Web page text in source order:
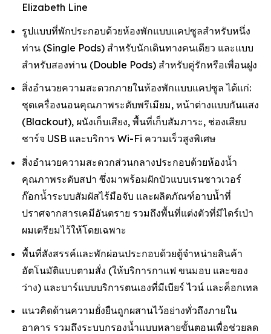
Elizabeth Line
รูปแบบที่พักประกอบด้วยห้องพักแบบแคปซูลสำหรับหนึ่ง
ท่าน (Single Pods) สำหรับนักเดินทางคนเดียว และแบบ
สำหรับสองท่าน (Double Pods) สำหรับคู่รักหรือเพื่อนฝูง
สิ่งอำนวยความสะดวกภายในห้องพักแบบแคปซูล ได้แก่:
ชุดเครื่องนอนคุณภาพระดับพรีเมียม, หน้าต่างแบบกันแสง
(Blackout), ผนังเก็บเสียง, พื้นที่เก็บสัมภาระ, ช่องเสียบ
ชาร์จ USB และบริการ Wi-Fi ความเร็วสูงพิเศษ
สิ่งอำนวยความสะดวกส่วนกลางประกอบด้วยห้องน้ำ
คุณภาพระดับสปา ซึ่งมาพร้อมฝักบัวแบบเรนชาวเวอร์
ก๊อกน้ำระบบสัมผัสไร้มือจับ และผลิตภัณฑ์อาบน้ำที่
ปราศจากสารเคมีอันตราย รวมถึงพื้นที่แต่งตัวที่มีไดร์เป่า
ผมเตรียมไว้ให้โดยเฉพาะ
พื้นที่สังสรรค์และพักผ่อนประกอบด้วยตู้จำหน่ายสินค้า
อัตโนมัติแบบตามสั่ง (ให้บริการกาแฟ ขนมอบ และของ
ว่าง) และบาร์แบบบริการตนเองที่มีเบียร์ ไวน์ และค็อกเทล
แนวคิดด้านความยั่งยืนถูกผสานไว้อย่างทั่วถึงภายใน
อาคาร รวมถึงระบบกรองน้ำแบบหลายขั้นตอนเพื่อช่วยลด